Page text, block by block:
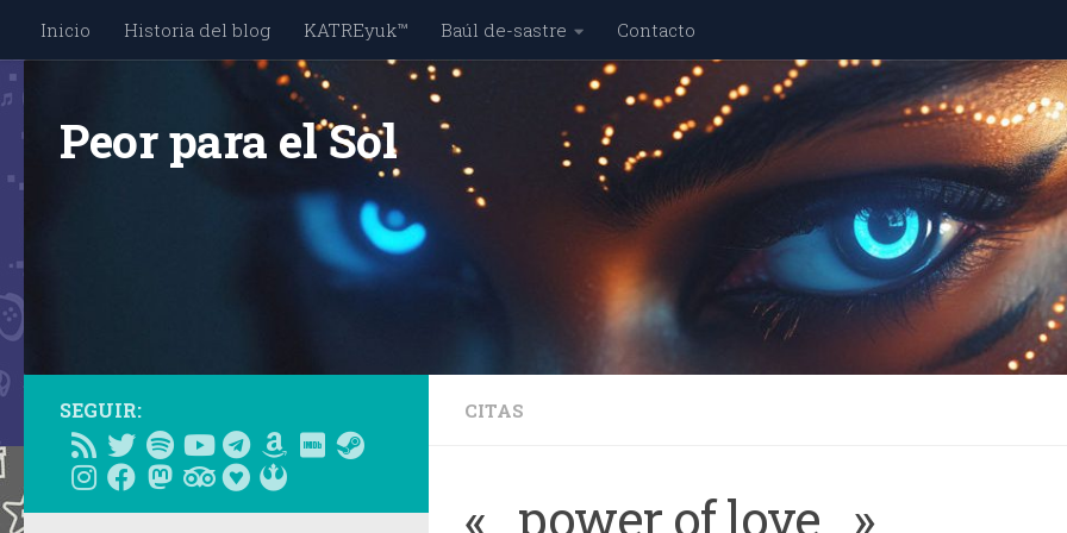
Saltar al contenido
Inicio Historia del blog KATREyuk™ Baúl de-sastre Contacto
Peor para el Sol
CITAS
«…power of love…»
SEGUIR: